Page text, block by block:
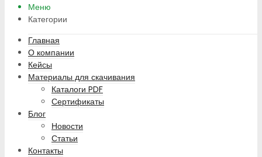
Меню
Категории
Главная
О компании
Кейсы
Материалы для скачивания
Каталоги PDF
Сертификаты
Блог
Новости
Статьи
Контакты